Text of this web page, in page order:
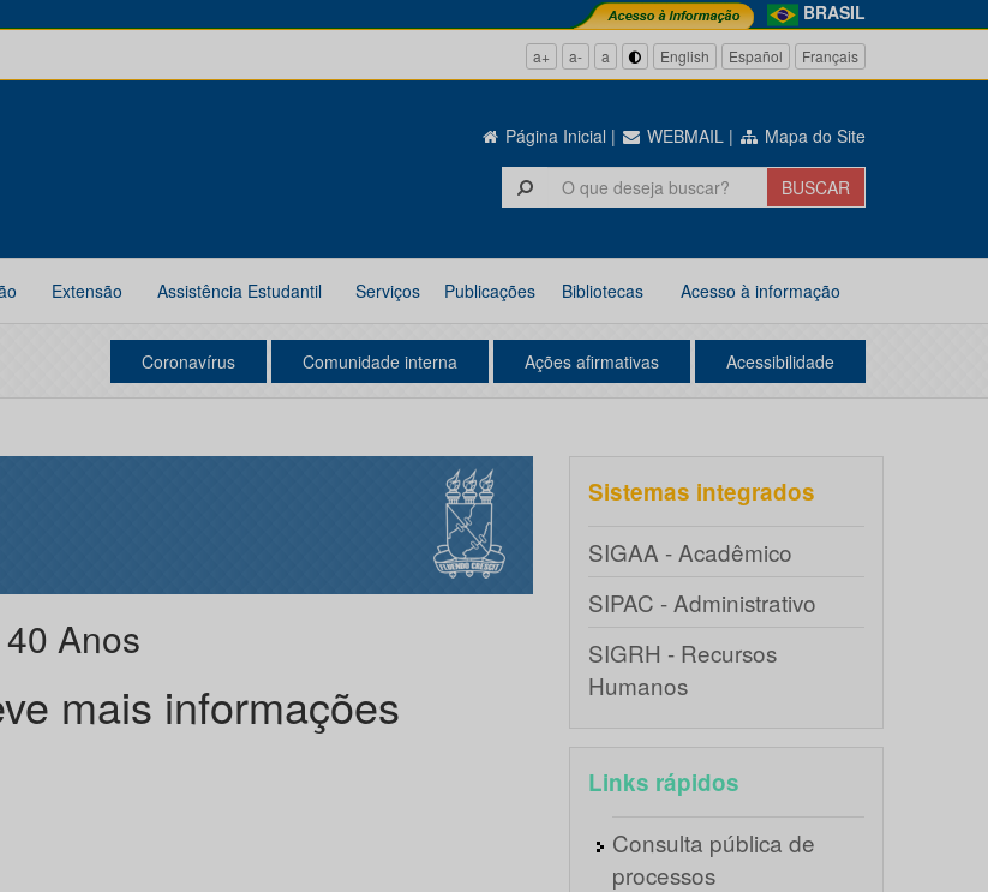
BRASIL
a+ a- a English Español Français
Página Inicial | WEBMAIL | Mapa do Site
Extensão Assistência Estudantil Serviços Publicações Bibliotecas Acesso à informação
Coronavírus Comunidade interna Ações afirmativas Acessibilidade
Anos
mais informações
Sistemas integrados
SIGAA - Acadêmico
SIPAC - Administrativo
SIGRH - Recursos
Humanos
Links rápidos
Consulta pública de
processos